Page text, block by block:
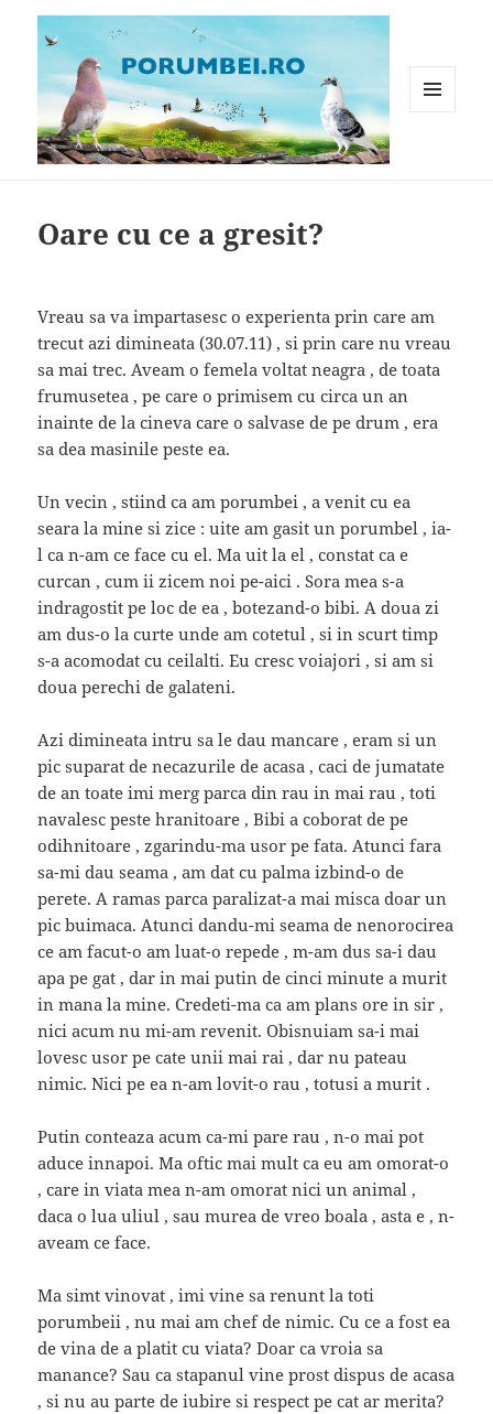
Oare cu ce a gresit?
Vreau sa va impartasesc o experienta prin care am
trecut azi dimineata (30.07.11) , si prin care nu vreau
sa mai trec. Aveam o femela voltat neagra , de toata
frumusetea , pe care o primisem cu circa un an
inainte de la cineva care o salvase de pe drum , era
sa dea masinile peste ea.
Un vecin , stiind ca am porumbei , a venit cu ea
seara la mine si zice : uite am gasit un porumbel , ia-
l ca n-am ce face cu el. Ma uit la el , constat ca e
curcan , cum ii zicem noi pe-aici . Sora mea s-a
indragostit pe loc de ea , botezand-o bibi. A doua zi
am dus-o la curte unde am cotetul , si in scurt timp
s-a acomodat cu ceilalti. Eu cresc voiajori , si am si
doua perechi de galateni.
Azi dimineata intru sa le dau mancare , eram si un
pic suparat de necazurile de acasa , caci de jumatate
de an toate imi merg parca din rau in mai rau , toti
navalesc peste hranitoare , Bibi a coborat de pe
odihnitoare , zgarindu-ma usor pe fata. Atunci fara
sa-mi dau seama , am dat cu palma izbind-o de
perete. A ramas parca paralizat-a mai misca doar un
pic buimaca. Atunci dandu-mi seama de nenorocirea
ce am facut-o am luat-o repede , m-am dus sa-i dau
apa pe gat , dar in mai putin de cinci minute a murit
in mana la mine. Credeti-ma ca am plans ore in sir ,
nici acum nu mi-am revenit. Obisnuiam sa-i mai
lovesc usor pe cate unii mai rai , dar nu pateau
nimic. Nici pe ea n-am lovit-o rau , totusi a murit .
Putin conteaza acum ca-mi pare rau , n-o mai pot
aduce innapoi. Ma oftic mai mult ca eu am omorat-o
, care in viata mea n-am omorat nici un animal ,
daca o lua uliul , sau murea de vreo boala , asta e , n-
aveam ce face.
Ma simt vinovat , imi vine sa renunt la toti
porumbeii , nu mai am chef de nimic. Cu ce a fost ea
de vina de a platit cu viata? Doar ca vroia sa
manance? Sau ca stapanul vine prost dispus de acasa
, si nu au parte de iubire si respect pe cat ar merita?